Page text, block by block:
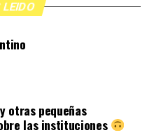
otras pequeñas
las instituciones